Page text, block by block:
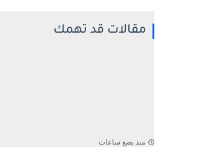
مقالات قد تهمك
منذ بضع ساعات